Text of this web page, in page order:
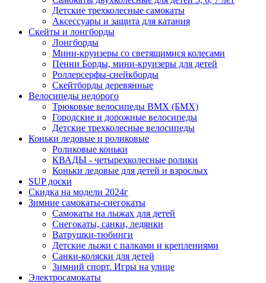
Детские трехколесные самокаты
Аксессуары и защита для катания
Cкейты и лонгборды
Лонгборды
Мини-круизеры со светящимися колесами
Пенни Борды, мини-круизеры для детей
Роллерсерфы-снейкборды
Скейтборды деревянные
Велосипеды недорого
Трюковые велосипеды BMX (БМХ)
Городские и дорожные велосипеды
Детские трехколесные велосипеды
Коньки ледовые и роликовые
Роликовые коньки
КВАДЫ - четырехколесные ролики
Коньки ледовые для детей и взрослых
SUP доски
Скидка на модели 2024г
Зимние самокаты-снегокаты
Самокаты на лыжах для детей
Снегокаты, санки, ледянки
Ватрушки-тюбинги
Детские лыжи с палками и креплениями
Санки-коляски для детей
Зимний спорт. Игры на улице
Электросамокаты